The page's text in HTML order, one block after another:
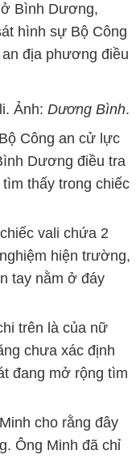
Bình Dương,
hình sự Bộ Công
địa phương điều
Ảnh: Dương Bình.
Công an cử lực
Dương điều tra
thấy trong chiếc
vali chứa 2
hiện trường,
tay nằm ở đáy
trên là của nữ
chưa xác định
đang mở rộng tìm
cho rằng đây
Ông Minh đã chỉ